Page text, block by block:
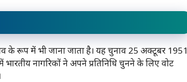
रूप में भी जाना जाता है। यह चुनाव 25 अक्टूबर 1951
नागरिकों ने अपने प्रतिनिधि चुनने के लिए वोट